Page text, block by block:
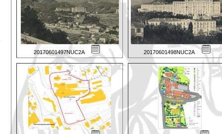
20170601497NUC2A 20170601498NUC2A